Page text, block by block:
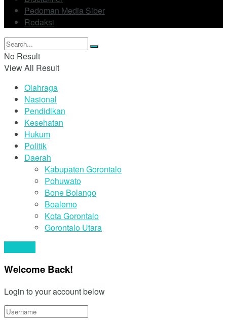
Pedoman Media Siber
Redaksi
No Result
View All Result
Olahraga
Nasional
Pendidikan
Kesehatan
Hukum
Politik
Daerah
Kabupaten Gorontalo
Pohuwato
Bone Bolango
Boalemo
Kota Gorontalo
Gorontalo Utara
Welcome Back!
Login to your account below